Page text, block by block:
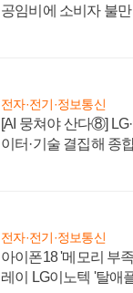
공임비에 소비자 불
전자·전기·정보통신
[AI 뭉쳐야 산다⑧]
이터·기술 결집해 종
전자·전기·정보통신
아이폰18 '메모리 부
레이 LG이노텍 '탈애